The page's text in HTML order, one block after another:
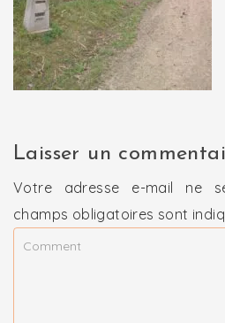
Laisser un
Votre adresse e-mail ne
champs obligatoires sont